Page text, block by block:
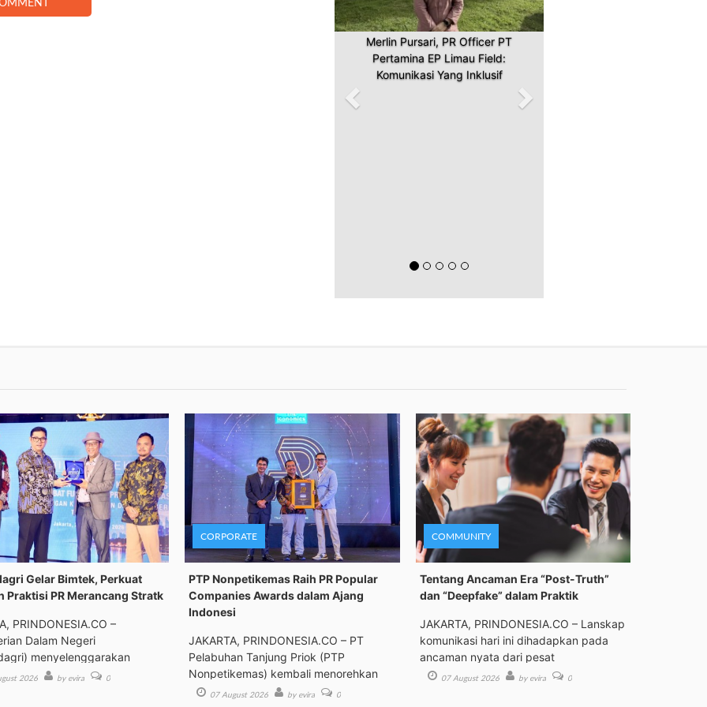
Merlin Pursari, PR Officer PT
Pertamina EP Limau Field:
Komunikasi Yang Inklusif
Gelar Bimtek, Perkuat
Praktisi PR Merancang Stratk
PRINDONESIA.CO –
Dalam Negeri
menyelenggarakan
Tek
2026 by evira 0
CORPORATE
PTP Nonpetikemas Raih PR Popular
Companies Awards dalam Ajang
Indonesi
JAKARTA, PRINDONESIA.CO – PT
Pelabuhan Tanjung Priok (PTP
Nonpetikemas) kembali menorehkan
pre 07 August 2026 by evira 0
COMMUNITY
Tentang Ancaman Era “Post-Truth”
dan “Deepfake” dalam Praktik
JAKARTA, PRINDONESIA.CO – Lanskap
komunikasi hari ini dihadapkan pada
ancaman nyata dari pesat
07 August 2026 by evira 0